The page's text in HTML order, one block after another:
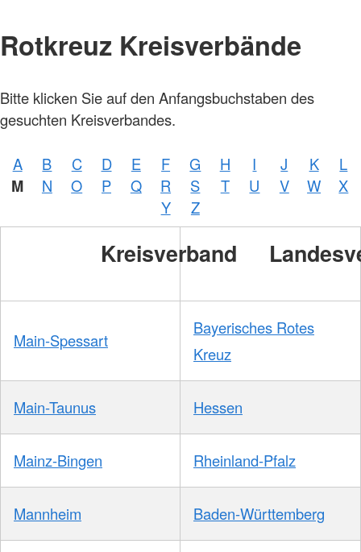
Rotkreuz Kreisverbände
Bitte klicken Sie auf den Anfangsbuchstaben des
gesuchten Kreisverbandes.
A B C D E F G H I J K L
M N O P Q R S T U V W
X
Y
Z
Kreisverband
Main-Spessart
Bayerisches Rotes
Kreuz
Main-Taunus Hessen
Mainz-Bingen Rheinland-Pfalz
Mannheim Baden-Württemberg